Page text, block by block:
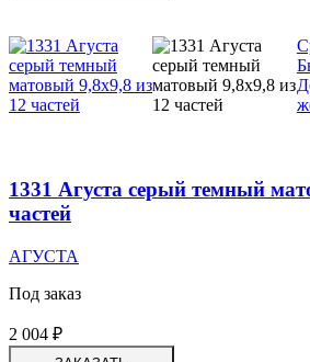
1331 Агуста серый темный
частей
АГУСТА
Под заказ
2 004 ₽